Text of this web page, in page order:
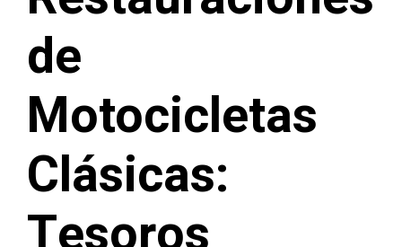
de
Motocicletas
Clásicas: